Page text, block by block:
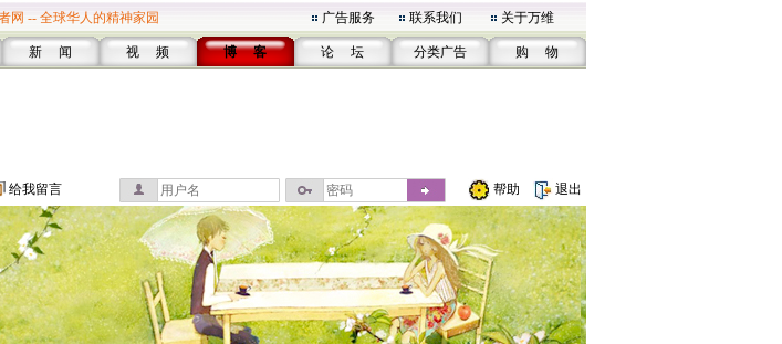
网 -- 全球华人的精神家园 广告服务 联系我们 关于万维
新 闻 视 频 博 客 论 坛 分类广告 购 物
给我留言 帮助 退出